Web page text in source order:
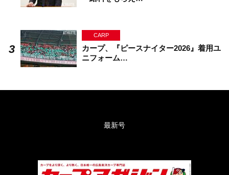
CARP
カープ、『ピースナイター2026』着用ユ
ニフォーム…
最新号